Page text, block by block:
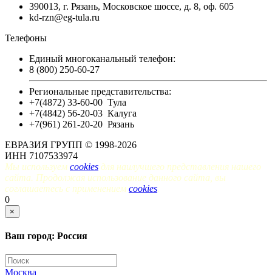
390013, г. Рязань, Московское шоссе, д. 8, оф. 605
kd-rzn@eg-tula.ru
Телефоны
Единый многоканальный телефон:
8 (800) 250-60-27
Региональные представительства:
+7(4872) 33-60-00 Тула
+7(4842) 56-20-03 Калуга
+7(961) 261-20-20 Рязань
ЕВРАЗИЯ ГРУПП © 1998-2026
ИНН 7107533974
Мы используем cookies для наилучшего представления нашего
сайта. Продолжая использование данного сайта, вы
соглашаетесь с применением cookies.
0
×
Ваш город: Россия
Москва